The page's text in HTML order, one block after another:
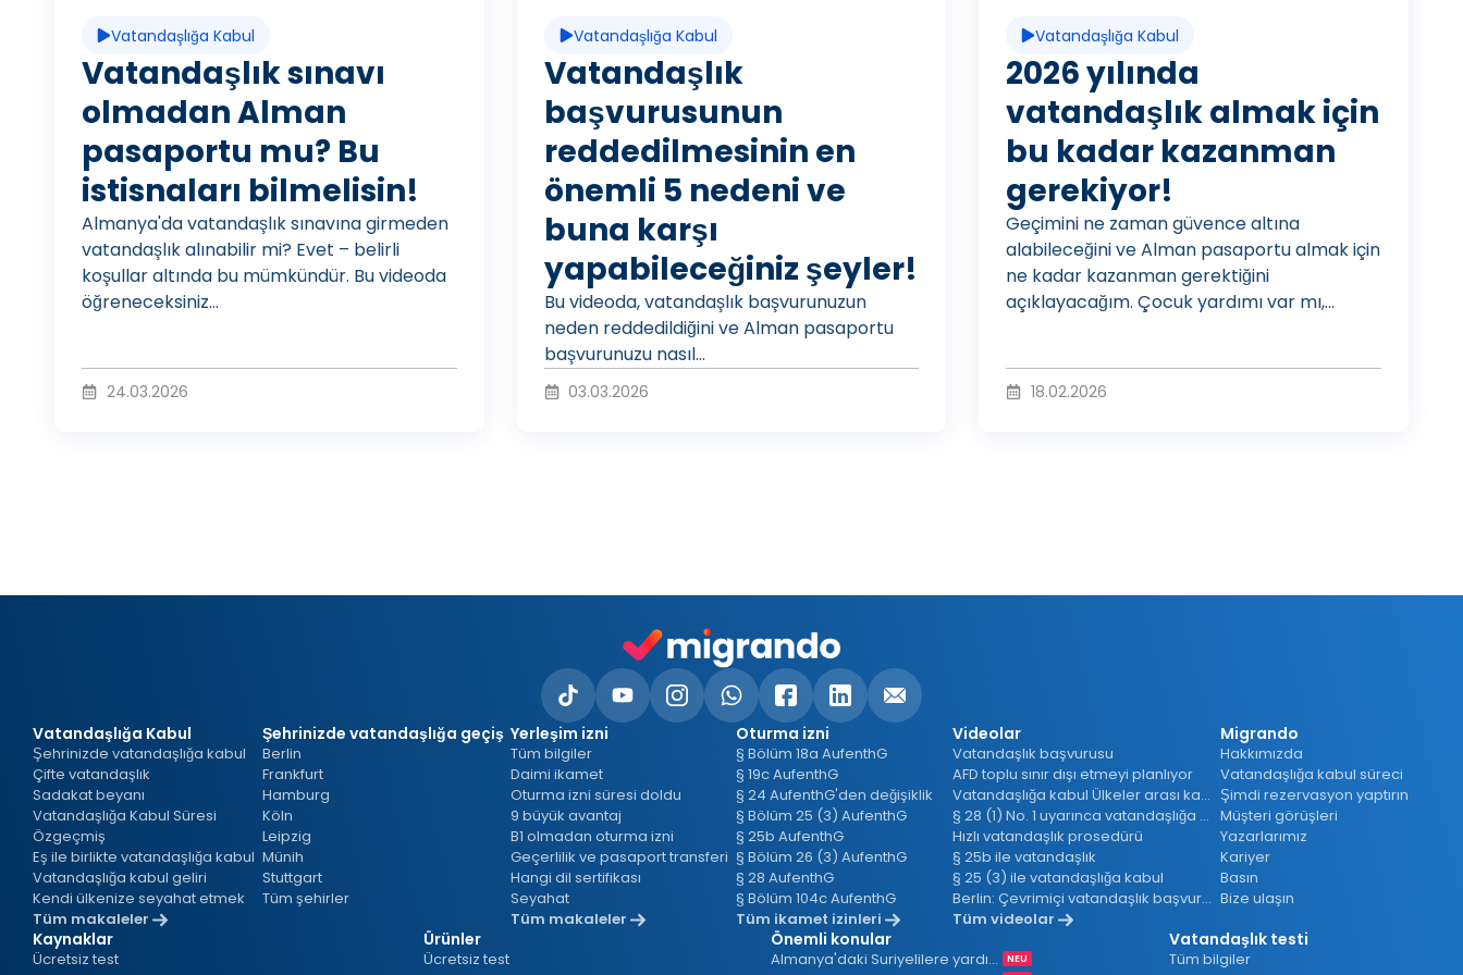
e
o
O
y
t
Vatandaşlığa Kabul
Vatandaşlık sınavı
olmadan Alman
pasaportu mu? Bu
istisnaları bilmelisin!
Almanya'da vatandaşlık sınavına girmeden
vatandaşlık alınabilir mi? Evet – belirli
koşullar altında bu mümkündür. Bu videoda
öğreneceksiniz...
24.03.2026
e
o
O
y
t
Vatandaşlığa Kabul
Vatandaşlık
başvurusunun
reddedilmesinin en
önemli 5 nedeni ve
buna karşı
yapabileceğiniz şeyler!
Bu videoda, vatandaşlık başvurunuzun
neden reddedildiğini ve Alman pasaportu
başvurunuzu nasıl...
03.03.2026
e
o
O
y
t
Vatandaşlığa Kabul
2026 yılında
vatandaşlık almak için
bu kadar kazanman
gerekiyor!
Geçimini ne zaman güvence altına
alabileceğini ve Alman pasaportu almak için
ne kadar kazanman gerektiğini
açıklayacağım. Çocuk yardımı var mı,...
18.02.2026
Vatandaşlığa Kabul
Şehrinizde vatandaşlığa kabul
Çifte vatandaşlık
Sadakat beyanı
Vatandaşlığa Kabul Süresi
Özgeçmiş
Eş ile birlikte vatandaşlığa kabul
Vatandaşlığa kabul geliri
Kendi ülkenize seyahat etmek
Tüm makaleler
Şehrinizde vatandaşlığa geçiş
Berlin
Frankfurt
Hamburg
Köln
Leipzig
Münih
Stuttgart
Tüm şehirler
Yerleşim izni
Tüm bilgiler
Daimi ikamet
Oturma izni süresi doldu
9 büyük avantaj
B1 olmadan oturma izni
Geçerlilik ve pasaport transferi
Hangi dil sertifikası
Seyahat
Tüm makaleler
Oturma izni
§ Bölüm 18a AufenthG
§ 19c AufenthG
§ 24 AufenthG'den değişiklik
§ Bölüm 25 (3) AufenthG
§ 25b AufenthG
§ Bölüm 26 (3) AufenthG
§ 28 AufenthG
§ Bölüm 104c AufenthG
Tüm ikamet izinleri
Videolar
Vatandaşlık başvurusu
AFD toplu sınır dışı etmeyi planlıyor
Vatandaşlığa kabul Ülkeler arası karşılaştırma
§ 28 (1) No. 1 uyarınca vatandaşlığa kabul
Hızlı vatandaşlık prosedürü
§ 25b ile vatandaşlık
§ 25 (3) ile vatandaşlığa kabul
Berlin: Çevrimiçi vatandaşlık başvurusu
Tüm videolar
Migrando
Hakkımızda
Vatandaşlığa kabul süreci
Şimdi rezervasyon yaptırın
Müşteri görüşleri
Yazarlarımız
Kariyer
Basın
Bize ulaşın
Kaynaklar
Ücretsiz test
Ürünler
Ücretsiz test
Önemli konular
Almanya'daki Suriyelilere yardım
Vatandaşlık testi
Tüm bilgiler